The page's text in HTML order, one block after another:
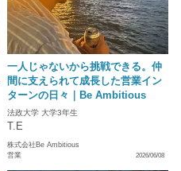
一人じゃないから挑戦できる。仲
間に支えられて成長した営業イン
ターンの日々｜Be Ambitious
法政大学 大学3年生
T.E
株式会社Be Ambitious
営業
2026/06/08